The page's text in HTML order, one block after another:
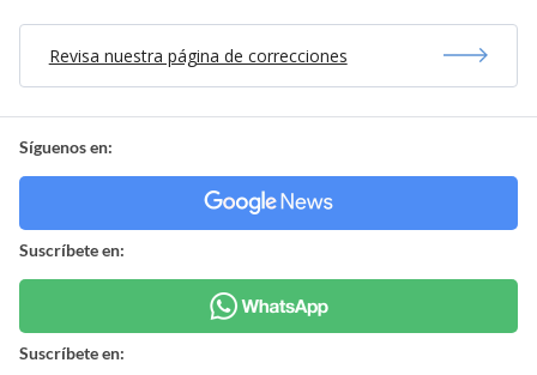
Revisa nuestra página de correcciones
Síguenos en:
Suscríbete en:
Suscríbete en: